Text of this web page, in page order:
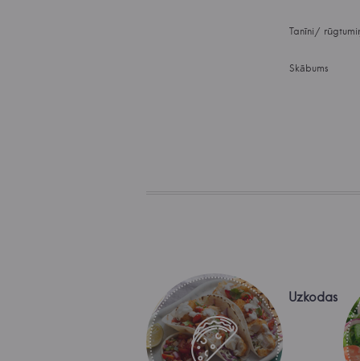
Tanīni/
Skābums
Uzkodas